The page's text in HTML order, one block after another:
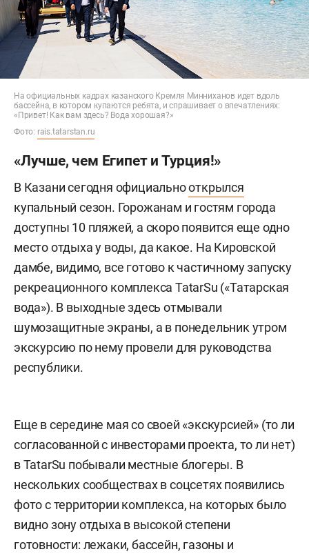
На официальных кадрах казанского Кремля Минниханов идет вдоль
бассейна, в котором купаются ребята, и спрашивает о впечатлениях:
«Привет! Как вам здесь? Вода хорошая?»
Фото: rais.tatarstan.ru
«Лучше, чем Египет и Турция!»
В Казани сегодня официальнооткрылся
купальный сезон. Горожанам и гостям города
доступны 10 пляжей, а скоро появится еще одно
место отдыха у воды, да какое. На Кировской
дамбе, видимо, все готово к частичному запуску
рекреационного комплекса TatarSu («Татарская
вода»). В выходные здесь отмывали
шумозащитные экраны, а в понедельник утром
экскурсию по нему провели для руководства
республики.
Еще в середине мая со своей «экскурсией» (то ли
согласованной с инвесторами проекта, то ли нет)
в TatarSu побывали местные блогеры. В
нескольких сообществах в соцсетях появились
фото с территории комплекса, на которых было
видно зону отдыха в высокой степени
готовности: лежаки, бассейн, газоны и